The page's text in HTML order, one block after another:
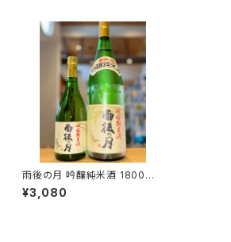
雨後の月 吟醸純米酒 1800ml
１本（相原酒造・広島県呉市仁方
本町）
¥3,080